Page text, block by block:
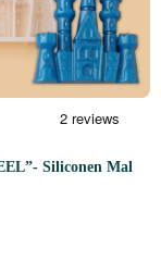
Siliconen Mal